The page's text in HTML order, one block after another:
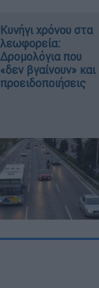
Κυνήγι χρόνου στα
λεωφορεία:
Δρομολόγια που
«δεν βγαίνουν» και
προειδοποιήσεις